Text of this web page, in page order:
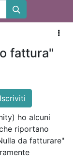
fattura"
Iscriviti
ho alcuni
riportano
da fatturare"